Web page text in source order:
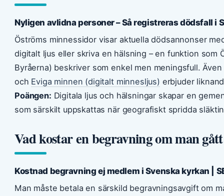
Nyligen avlidna personer – Så registreras dödsfall i
Öströms minnessidor visar aktuella dödsannonser
digitalt ljus eller skriva en hälsning – en funktion som
Byråerna) beskriver som enkel men meningsfull. Även
och Eviga minnen (digitalt minnesljus) erbjuder
Poängen: Digitala ljus och hälsningar skapar en
som särskilt uppskattas när geografiskt spridda
Vad kostar en begravning om man
Kostnad begravning ej medlem i Svenska kyrkan |
Man måste betala en särskild begravningsavgift om